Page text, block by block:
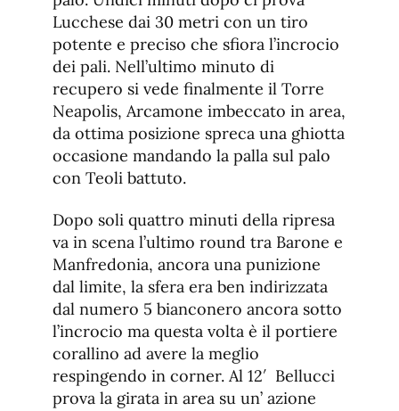
Lucchese dai 30 metri con un tiro
potente e preciso che sfiora l’incrocio
dei pali. Nell’ultimo minuto di
recupero si vede finalmente il Torre
Neapolis, Arcamone imbeccato in area,
da ottima posizione spreca una ghiotta
occasione mandando la palla sul palo
con Teoli battuto.
Dopo soli quattro minuti della ripresa
va in scena l’ultimo round tra Barone e
Manfredonia, ancora una punizione
dal limite, la sfera era ben indirizzata
dal numero 5 bianconero ancora sotto
l’incrocio ma questa volta è il portiere
corallino ad avere la meglio
respingendo in corner. Al 12′ Bellucci
prova la girata in area su un’ azione